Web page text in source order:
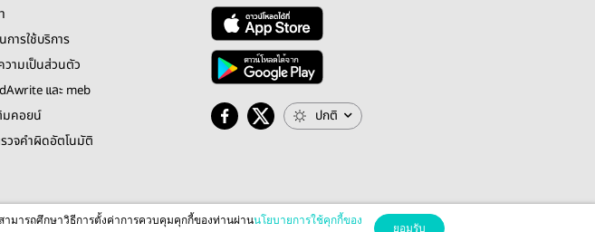
การใช้บริการ
วามเป็นส่วนตัว
และ meb
มคอยน์
วจคำผิดอัตโนมัติ
ปกติ
Public Company Limited
มารถศึกษาวิธีการตั้งค่าการควบคุมคุกกี้ของท่านผ่านนโยบายการใช้คุกกี้ของ
ยอมรับ